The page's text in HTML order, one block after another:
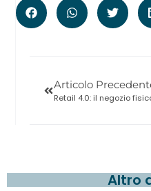
Articolo
Altro